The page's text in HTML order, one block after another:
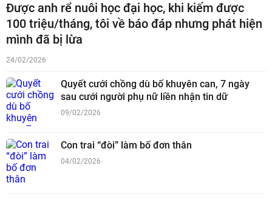
Được anh rể nuôi học đại học, khi kiếm được
100 triệu/tháng, tôi về báo đáp nhưng phát hiện
mình đã bị lừa
24/02/2026
Quyết cưới chồng dù bố khuyên can, 7 ngày
sau cưới người phụ nữ liền nhận tin dữ
09/02/2026
Con trai “đòi” làm bố đơn thân
04/02/2026